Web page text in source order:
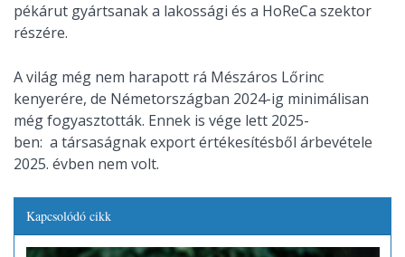
pékárut gyártsanak a lakossági és a HoReCa szektor
részére.
A világ még nem harapott rá Mészáros Lőrinc
kenyerére, de Németországban 2024-ig minimálisan
még fogyasztották. Ennek is vége lett 2025-
ben: a társaságnak export értékesítésből árbevétele
2025. évben nem volt.
Kapcsolódó cikk